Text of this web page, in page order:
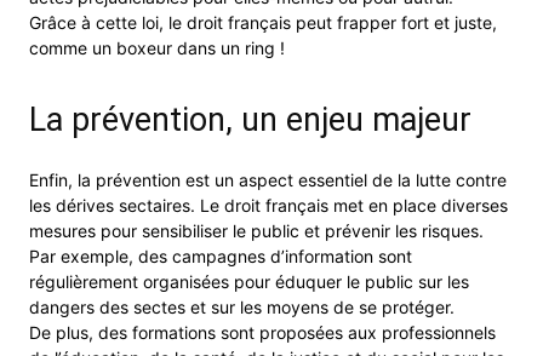
Grâce à cette loi, le droit français peut frapper fort et juste,
comme un boxeur dans un ring !
La prévention, un enjeu majeur
Enfin, la prévention est un aspect essentiel de la lutte contre
les dérives sectaires. Le droit français met en place diverses
mesures pour sensibiliser le public et prévenir les risques.
Par exemple, des campagnes d’information sont
régulièrement organisées pour éduquer le public sur les
dangers des sectes et sur les moyens de se protéger.
De plus, des formations sont proposées aux professionnels